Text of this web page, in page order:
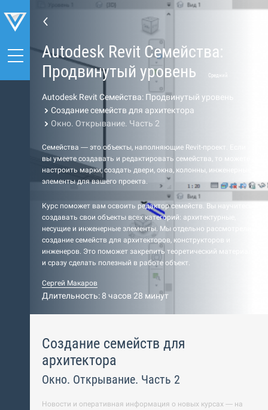
Autodesk Revit Семейства:
Продвинутый уровень
Средний
Autodesk Revit Семейства: Продвинутый уровень
Создание семейств для архитектора
Окно. Открывание. Часть 2
Семейства — это объекты, наполняющие Revit-проект. Если
вы умеете создавать и редактировать семейства, то можете
настроить марки, создать двери, окна, колонны, инженерные
элементы для вашего проекта.
Курс поможет вам освоить редактор семейств. Вы научитесь
создавать свои объекты всех категорий: архитектурные,
несущие и инженерные элементы. Мы отдельно рассмотрели
создание семейств для архитекторов, конструкторов и
инженеров. Это поможет закрепить теоретический материал
и сразу сделать полезный в работе объект.
Сергей Макаров
Длительность: 8 часов 28 минут
Создание семейств для
архитектора
Окно. Открывание. Часть 2
Новости и оперативная информация о новых курсах — на